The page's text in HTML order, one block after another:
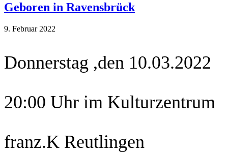
Geboren in Ravensbrück
9. Februar 2022
Donnerstag ,den 10.03.2022
20:00 Uhr im Kulturzentrum
franz.K Reutlingen